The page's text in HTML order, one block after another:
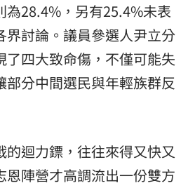
為28.4%，另有25.4%未表
界討論。議員參選人尹立分
了四大致命傷，不僅可能失
部分中間選民與年輕族群反
的迴力鏢，往往來得又快又
恩陣營才高調流出一份雙方